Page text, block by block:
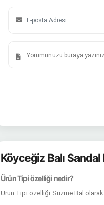
Köyceğiz Balı Sandal
Ürün Tipi özelliği nedir?
Ürün Tipi özelliği Süzme Bal